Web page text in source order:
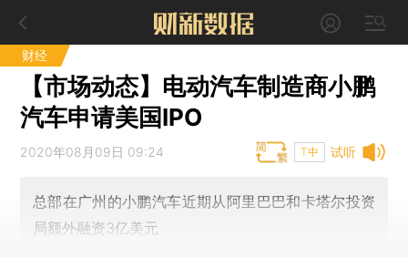
财经
【市场动态】电动汽车制造商小鹏
汽车申请美国IPO
试听
2020年08月09日 09:24 T中
总部在广州的小鹏汽车近期从阿里巴巴和卡塔尔投资
局额外融资3亿美元